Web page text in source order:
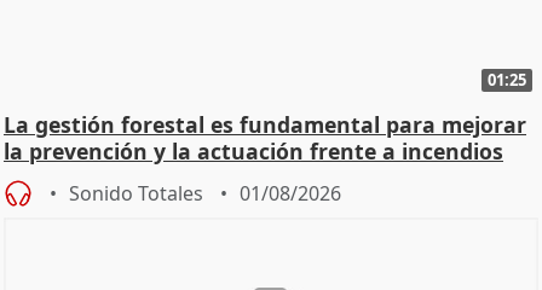
01:25
La gestión forestal es fundamental para mejorar
la prevención y la actuación frente a incendios
Sonido Totales 01/08/2026